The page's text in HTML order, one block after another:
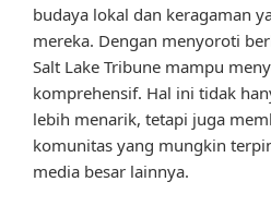
budaya lokal dan keragaman
mereka. Dengan menyoroti
Salt Lake Tribune mampu
komprehensif. Hal ini tidak
lebih menarik, tetapi juga
komunitas yang mungkin
media besar lainnya.